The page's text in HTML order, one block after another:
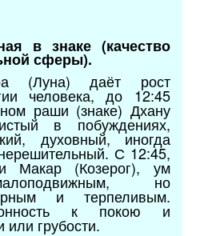
в знаке (качество
сферы).
(Луна) даёт рост
человека, до 12:45
раши (знаке) Дхану
в побуждениях,
духовный, иногда
С 12:45,
Макар (Козерог), ум
но
и терпеливым.
к покою и
или грубости.